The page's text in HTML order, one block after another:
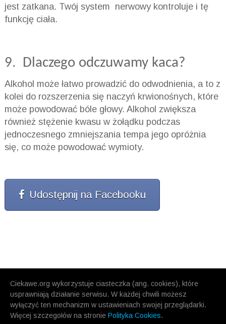
Ciekawe.org wykorzystuje ciasteczka (ang. cookies), które
usprawniają działanie serwisu. W każdej chwili możesz
wyłączyć ten mechanizm w ustawieniach swojej przeglądarki.
Więcej szczegołów na stronie Polityka Cookies.
jest zatkana. Twój system nerwowy kontroluje i tę
funkcję ciała.
9. Dlaczego odczuwamy kaca?
Alkohol może łatwo prowadzić do odwodnienia, a to z
kolei do rozszerzenia się naczyń krwionośnych, które
może powodować bóle głowy. Alkohol zwiększa
również stężenie kwasu w żołądku podczas
jednoczesnego zmniejszania tempa jego opróżnia
się, co może powodować wymioty.
Udostępnij na Facebooku